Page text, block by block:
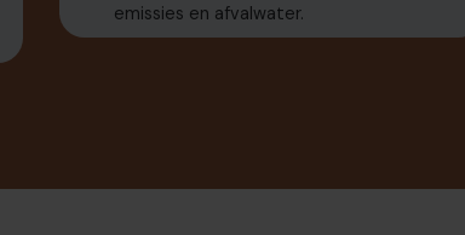
emissies en afvalwater.